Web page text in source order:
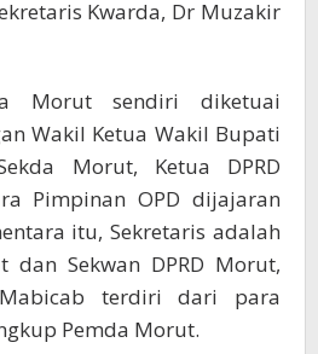
Kwarda, Dr Muzakir
Morut sendiri diketuai
Wakil Ketua Wakil Bupati
Morut, Ketua DPRD
Pimpinan OPD dijajaran
itu, Sekretaris adalah
dan Sekwan DPRD Morut,
terdiri dari para
Pemda Morut.